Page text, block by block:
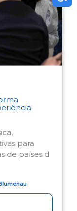
para
de países d